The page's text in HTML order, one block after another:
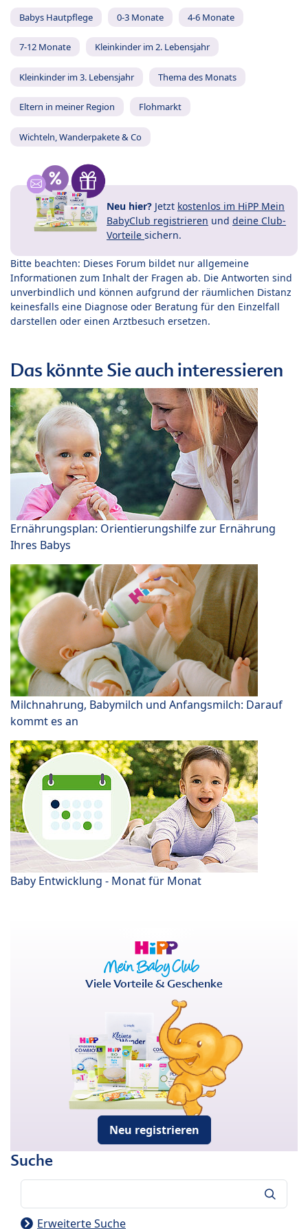
Babys Hautpflege 0-3 Monate 4-6 Monate
7-12 Monate Kleinkinder im 2. Lebensjahr
Kleinkinder im 3. Lebensjahr Thema des Monats
Eltern in meiner Region Flohmarkt
Wichteln, Wanderpakete & Co
Neu hier? Jetzt kostenlos im HiPP Mein
BabyClub registrieren und deine Club-
Vorteile sichern.
Bitte beachten: Dieses Forum bildet nur allgemeine
Informationen zum Inhalt der Fragen ab. Die Antworten sind
unverbindlich und können aufgrund der räumlichen Distanz
keinesfalls eine Diagnose oder Beratung für den Einzelfall
darstellen oder einen Arztbesuch ersetzen.
Das könnte Sie auch interessieren
Ernährungsplan: Orientierungshilfe zur Ernährung
Ihres Babys
Milchnahrung, Babymilch und Anfangsmilch: Darauf
kommt es an
Baby Entwicklung - Monat für Monat
Viele Vorteile & Geschenke
Neu registrieren
Suche
Erweiterte Suche